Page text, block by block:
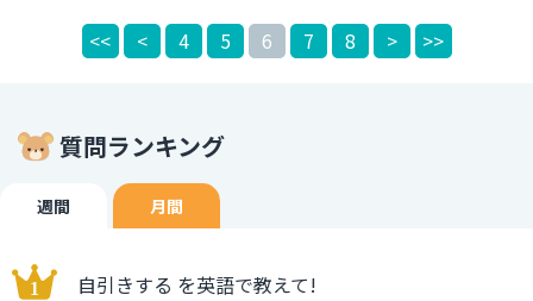
ンスでも使えます。ビジネスの場でも使える、かなりフォー
great time. こないだはお邪魔しました。楽しかったです。
for your timeは、少しカジュアルな表現です。
<< < 4 5 6 7 8 > >>
質問ランキング
週間 月間
自引きする を英語で教えて!